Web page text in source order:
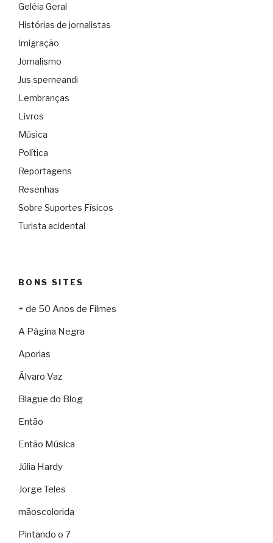
Geléia Geral
Histórias de jornalistas
Imigração
Jornalismo
Jus sperneandi
Lembranças
Livros
Música
Política
Reportagens
Resenhas
Sobre Suportes Físicos
Turista acidental
BONS SITES
+ de 50 Anos de Filmes
A Página Negra
Aporias
Álvaro Vaz
Blague do Blog
Então
Então Música
Júlia Hardy
Jorge Teles
mãoscolorida
Pintando o 7